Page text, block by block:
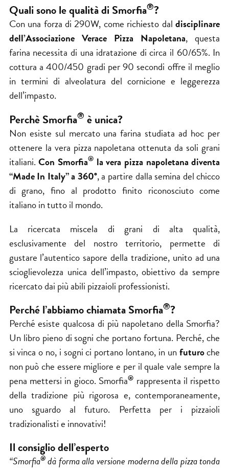
Quali sono le qualità di Smorfia®?
Con una forza di 290W, come richiesto daldisciplinare
dell’Associazione Verace Pizza Napoletana, questa
farina necessita di una idratazione di circa il 60/65%. In
cottura a 400/450 gradi per 90 secondi offre il meglio
in termini di alveolatura del cornicione e leggerezza
dell’impasto.
Perchè Smorfia® è unica?
Non esiste sul mercato una farina studiata ad hoc per
ottenere la vera pizza napoletana ottenuta da soli grani
italiani.Con Smorfia®la vera pizza napoletana diventa
“Made In Italy” a 360°, a partire dalla semina del chicco
di grano, fino al prodotto finito riconosciuto come
italiano in tutto il mondo.
La ricercata miscela di grani di alta qualità,
esclusivamente del nostro territorio, permette di
gustare l’autentico sapore della tradizione, unito ad una
scioglievolezza unica dell’impasto, obiettivo da sempre
ricercato dai più abili pizzaioli professionisti.
Perché l’abbiamo chiamata Smorfia®?
Perché esiste qualcosa di più napoletano della Smorfia?
Un libro pieno di sogni che portano fortuna. Perché, che
si vinca o no, i sogni ci portano lontano, in unfuturoche
non può che essere migliore e per il quale vale sempre la
pena mettersi in gioco. Smorfia® rappresenta il rispetto
della tradizione più rigorosa e, contemporaneamente,
uno sguardo al futuro. Perfetta per i pizzaioli
tradizionalisti e innovativi!
Il consiglio dell’esperto
“Smorfia®dà forma alla versione moderna della pizza tonda